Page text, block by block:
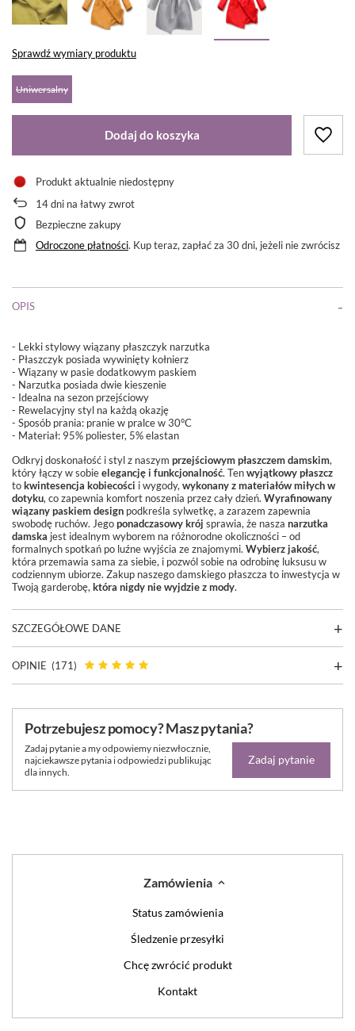
Sprawdź wymiary produktu
Uniwersalny
Dodaj do koszyka
Produkt aktualnie niedostępny
14dni na łatwy zwrot
Bezpieczne zakupy
Odroczone płatności. Kup teraz, zapłać za 30 dni, jeżeli nie zwrócisz
OPIS
- Lekki stylowy wiązany płaszczyk narzutka
- Płaszczyk posiada wywinięty kołnierz
- Wiązany w pasie dodatkowym paskiem
- Narzutka posiada dwie kieszenie
- Idealna na sezon przejściowy
- Rewelacyjny styl na każdą okazję
- Sposób prania: pranie w pralce w 30°C
- Materiał: 95% poliester, 5%elastan
Odkryj doskonałość i styl z naszym przejściowym płaszczem damskim,
który łączy w sobieelegancję i funkcjonalność. Tenwyjątkowy płaszcz
tokwintesencja kobiecości i wygody, wykonany z materiałów miłych w
dotyku, co zapewnia komfort noszenia przez cały dzień. Wyrafinowany
wiązany paskiem design podkreśla sylwetkę, a zarazem zapewnia
swobodę ruchów. Jegoponadczasowy krój sprawia, że nasza narzutka
damska jest idealnym wyborem na różnorodne okoliczności – od
formalnych spotkań po luźne wyjścia ze znajomymi. Wybierz jakość,
która przemawia sama za siebie, i pozwól sobie na odrobinę luksusu w
codziennym ubiorze. Zakup naszego damskiego płaszcza to inwestycja w
Twoją garderobę, która nigdy nie wyjdzie z mody.
SZCZEGÓŁOWE DANE
OPINIE (171)
Potrzebujesz pomocy? Masz pytania?
Zadaj pytanie a my odpowiemy niezwłocznie,
najciekawsze pytania i odpowiedzi publikując
dla innych.
Zadaj pytanie
Zamówienia
Status zamówienia
Śledzenie przesyłki
Chcę zwrócić produkt
Kontakt